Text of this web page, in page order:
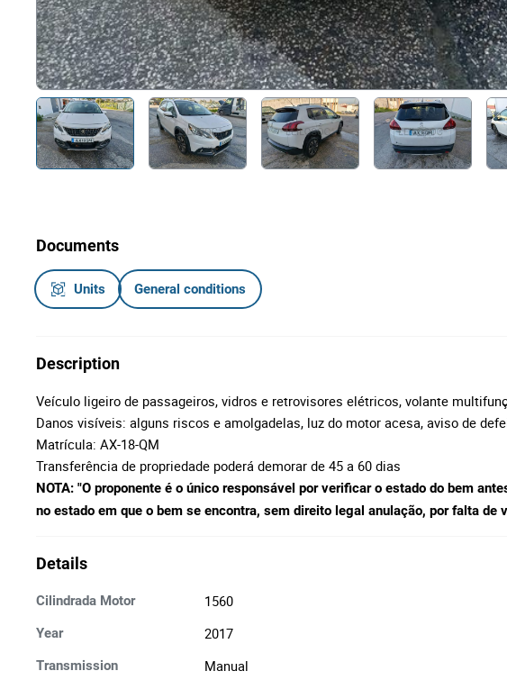
Others
Documents
Units General conditions
Description
Veículo ligeiro de passageiros, vidros e retrovisores elétricos, volante
Danos visíveis: alguns riscos e amolgadelas, luz do motor acesa, aviso de
Matrícula: AX-18-QM
Transferência de propriedade poderá demorar de 45 a 60 dias
NOTA: "O proponente é o único responsável por verificar o estado do bem
no estado em que o bem se encontra, sem direito legal anulação, por falta de
Details
Cilindrada Motor 1560
Year 2017
Transmission Manual